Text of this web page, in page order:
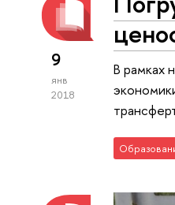
9
янв
2018
В рамках